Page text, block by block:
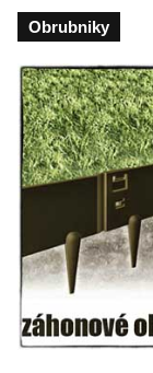
Obrubniky